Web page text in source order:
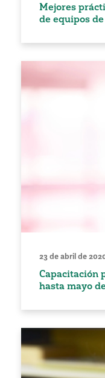
Mejores
de equipos
23 de abril de
Capacitación
hasta mayo